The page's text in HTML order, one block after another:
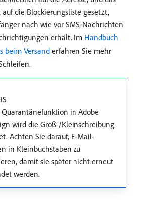
die Blockierungsliste gesetzt,
nach wie vor SMS-Nachrichten
erhält. Im Handbuch
beim Versanderfahren Sie mehr
Quarantänefunktion in Adobe
wird die Groß-/Kleinschreibung
Achten Sie darauf, E-Mail-
in Kleinbuchstaben zu
damit sie später nicht erneut
werden.